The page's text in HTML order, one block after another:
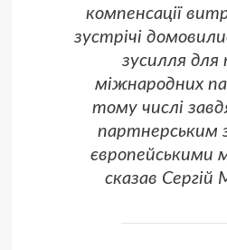
компенсації
зустрічі
зусилля для
міжнародних
тому числі
партнерським
європейськими
сказав Сергій